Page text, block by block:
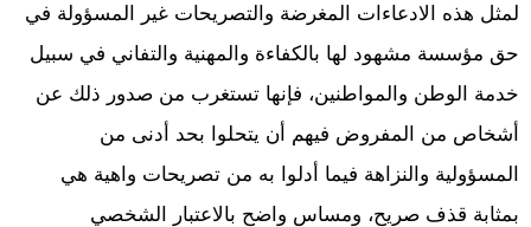
لمثل هذه الادعاءات المغرضة والتصريحات غير المسؤولة في
حق مؤسسة مشهود لها بالكفاءة والمهنية والتفاني في سبيل
خدمة الوطن والمواطنين، فإنها تستغرب من صدور ذلك عن
أشخاص من المفروض فيهم أن يتحلوا بحد أدنى من
المسؤولية والنزاهة فيما أدلوا به من تصريحات واهية هي
بمثابة قذف صريح، ومساس واضح بالاعتبار الشخصي